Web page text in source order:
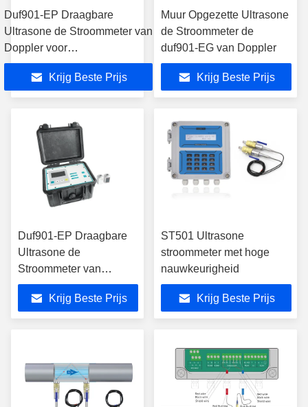
Duf901-EP Draagbare
Ultrasone de Stroommeter van
Doppler voor
Afvalwaterzuiveringsinstallatie
Krijg Beste Prijs
Muur Opgezette Ultrasone
de Stroommeter de
duf901-EG van Doppler
Krijg Beste Prijs
Duf901-EP Draagbare
Ultrasone de
Stroommeter van
Doppler 0,05 - 12 m/s
Krijg Beste Prijs
ST501 Ultrasone
stroommeter met hoge
nauwkeurigheid
Krijg Beste Prijs